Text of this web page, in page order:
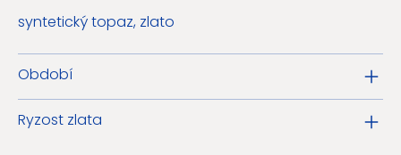
syntetický topaz, zlato
Období
Ryzost zlata